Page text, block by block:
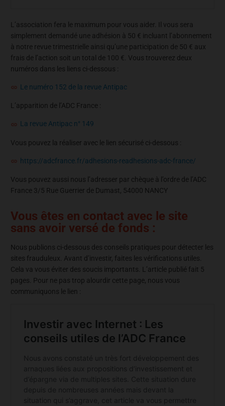
L’association fera le maximum pour vous aider. Il vous sera
simplement demandé une adhésion à 50 € incluant l’abonnement
à notre revue trimestrielle ainsi qu’une participation de 50 € aux
frais de l’action soit un total de 100 €. Vous trouverez deux
numéros dans les liens ci-dessous :
Le numéro 152 de la revue Antipac
L’apparition de l’ADC France :
La revue Antipac n° 149
Vous pouvez la réaliser avec le lien sécurisé ci-dessous :
https://adcfrance.fr/adhesions-readhesions-adc-france/
Vous pouvez aussi nous l’adresser par chèque à l’ordre de l’ADC
France 3/5 Rue Guerrier de Dumast, 54000 NANCY
Vous êtes en contact avec le site
sans avoir versé de fonds :
Nous publions ci-dessous des conseils pratiques pour détecter les
sites frauduleux. Avant d’investir, faites les vérifications utiles.
Cela va vous éviter des soucis importants. L’article publié fait 5
pages. Pour ne pas trop alourdir cette page, nous vous
communiquons le lien :